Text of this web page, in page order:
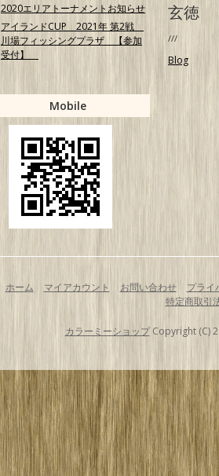
2020エリアトーナメントお知らせ
アイランドCUP 2021年 第2戦
川場フィッシングプラザ 【参加
受付】
玄徳
///
Blog
Mobile
ホーム マイアカウント お問い合わせ
プライ
特定商取引
カラーミーショップCopyright (C)